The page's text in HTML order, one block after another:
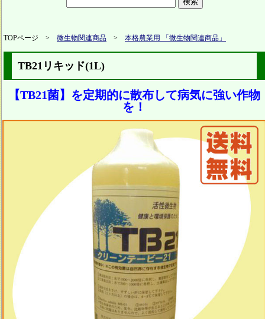
TOPページ > 微生物関連商品 > 本格農業用 「微生物関連商品」
TB21リキッド(1L)
【TB21菌】を定期的に散布して病気に強い作物
を！